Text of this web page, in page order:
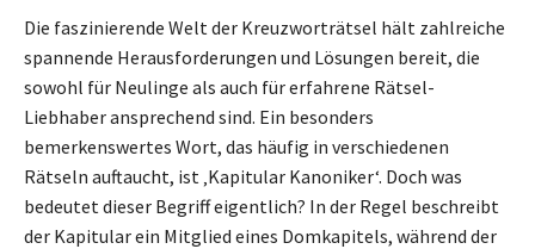
Die faszinierende Welt der Kreuzworträtsel hält zahlreiche
spannende Herausforderungen und Lösungen bereit, die
sowohl für Neulinge als auch für erfahrene Rätsel-
Liebhaber ansprechend sind. Ein besonders
bemerkenswertes Wort, das häufig in verschiedenen
Rätseln auftaucht, ist ‚Kapitular Kanoniker‘. Doch was
bedeutet dieser Begriff eigentlich? In der Regel beschreibt
der Kapitular ein Mitglied eines Domkapitels, während der